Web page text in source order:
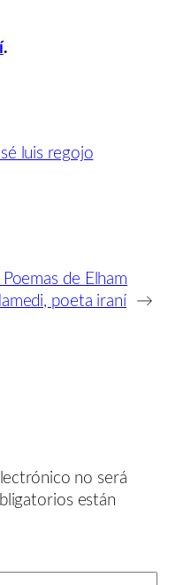
.
luis regojo
Poemas de Elham
poeta iraní
→
no será
están